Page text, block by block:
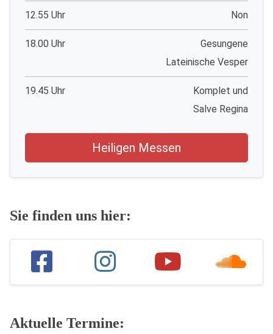
12.55 Uhr Non
18.00 Uhr
Gesungene
Lateinische Vesper
19.45 Uhr
Komplet und
Salve Regina
Heiligen Messen
Sie finden uns hier:
Aktuelle Termine: